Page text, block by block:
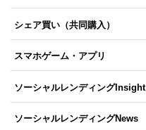
シェア買い（共同購入）
スマホゲーム・アプリ
ソーシャルレンディングInsight
ソーシャルレンディングNews